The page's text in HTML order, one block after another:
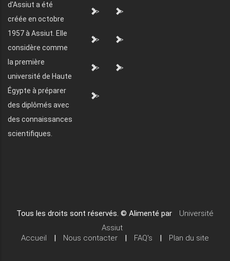
d'Assiut a été
créée en octobre
1957 à Assiut. Elle
considère comme
la première
université de Haute
Égypte à préparer
des diplômés avec
des connaissances
scientifiques.
"> ">
"> ">
"> ">
">
Tous les droits sont réservés. © Alimenté par
Université
Assiut
Accueil
| Nous contacter | FAQ's | Plan du site